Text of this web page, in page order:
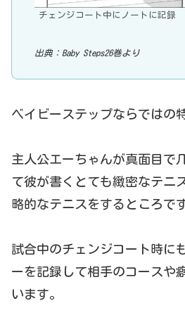
チェンジコート中にノートに記録
出典：Baby Steps26巻より
ベイビーステップならではの
主人公エーちゃんが真面目で
て彼が書くとても緻密なテニ
略的なテニスをするところです
試合中のチェンジコート時に
ーを記録して相手のコースや
います。